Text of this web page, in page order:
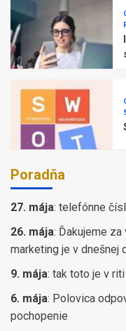
Poradňa
27. mája: telefónne
26. mája: Ďakujeme
marketing je v dnešnej
9. mája: tak toto je v
6. mája: Polovica
pochopenie